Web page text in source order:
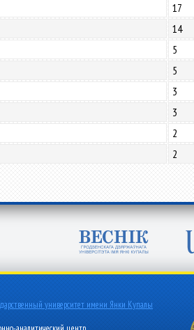
17
14
5
5
3
3
2
2
университет имени Янки Купалы